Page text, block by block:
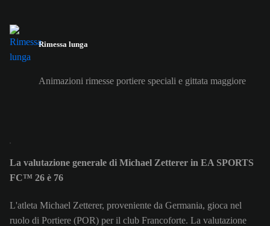
Rimessa lunga
Animazioni rimesse portiere speciali e gittata maggiore
La valutazione generale di Michael Zetterer in EA SPORTS
FC™ 26 è 76
L'atleta Michael Zetterer, proveniente da Germania, gioca nel
ruolo di Portiere (POR) per il club Francoforte. La valutazione